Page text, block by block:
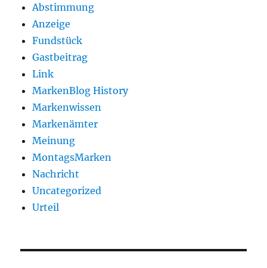
Abstimmung
Anzeige
Fundstück
Gastbeitrag
Link
MarkenBlog History
Markenwissen
Markenämter
Meinung
MontagsMarken
Nachricht
Uncategorized
Urteil